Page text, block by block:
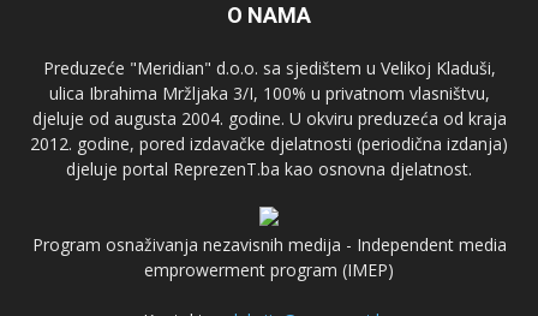
O NAMA
Preduzeće "Meridian" d.o.o. sa sjedištem u Velikoj Kladuši,
ulica Ibrahima Mržljaka 3/I, 100% u privatnom vlasništvu,
djeluje od augusta 2004. godine. U okviru preduzeća od kraja
2012. godine, pored izdavačke djelatnosti (periodična izdanja)
djeluje portal ReprezenT.ba kao osnovna djelatnost.
Program osnaživanja nezavisnih medija - Independent media
emprowerment program (IMEP)